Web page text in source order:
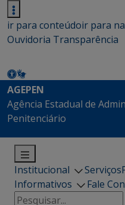
ir para conteúdoir para
Ouvidoria Transparência
AGEPEN
Agência Estadual de
Penitenciário
Institucional Serviços
Informativos
Fale
Pesquisar